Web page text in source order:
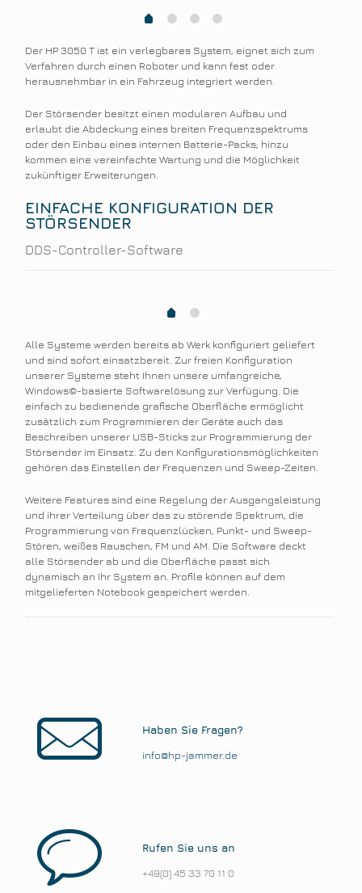
0 1 2 3
Der HP 3050 T ist ein verlegbares System, eignet sich zum
Verfahren durch einen Roboter und kann fest oder
herausnehmbar in ein Fahrzeug integriert werden.
Der Störsender besitzt einen modularen Aufbau und
erlaubt die Abdeckung eines breiten Frequenzspektrums
oder den Einbau eines internen Batterie-Packs; hinzu
kommen eine vereinfachte Wartung und die Möglichkeit
zukünftiger Erweiterungen.
EINFACHE KONFIGURATION DER
STÖRSENDER
DDS-Controller-Software
0 1
Alle Systeme werden bereits ab Werk konfiguriert geliefert
und sind sofort einsatzbereit. Zur freien Konfiguration
unserer Systeme steht Ihnen unsere umfangreiche,
Windows©-basierte Softwarelösung zur Verfügung. Die
einfach zu bedienende grafische Oberfläche ermöglicht
zusätzlich zum Programmieren der Geräte auch das
Beschreiben unserer USB-Sticks zur Programmierung der
Störsender im Einsatz. Zu den Konfigurationsmöglichkeiten
gehören das Einstellen der Frequenzen und Sweep-Zeiten.
Weitere Features sind eine Regelung der Ausgangsleistung
und ihrer Verteilung über das zu störende Spektrum, die
Programmierung von Frequenzlücken, Punkt- und Sweep-
Stören, weißes Rauschen, FM und AM. Die Software deckt
alle Störsender ab und die Oberfläche passt sich
dynamisch an Ihr System an. Profile können auf dem
mitgelieferten Notebook gespeichert werden.
Haben Sie Fragen?
info@hp-jammer.de
Rufen Sie uns an
+49(0) 45 33 70 11 0